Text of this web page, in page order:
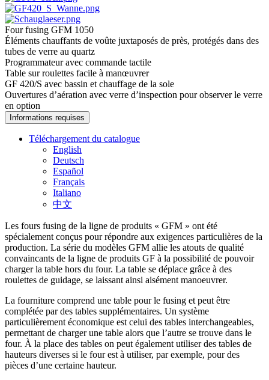
Four fusing GFM 1050
Éléments chauffants de voûte juxtaposés de près, protégés dans des
tubes de verre au quartz
Programmateur avec commande tactile
Table sur roulettes facile à manœuvrer
GF 420/S avec bassin et chauffage de la sole
Ouvertures d’aération avec verre d’inspection pour observer le verre
en option
Informations requises
Téléchargement du catalogue
English
Deutsch
Español
Français
Italiano
中文
Les fours fusing de la ligne de produits « GFM » ont été
spécialement conçus pour répondre aux exigences particulières de la
production. La série du modèles GFM allie les atouts de qualité
convaincants de la ligne de produits GF à la possibilité de pouvoir
charger la table hors du four. La table se déplace grâce à des
roulettes de guidage, se laissant ainsi aisément manoeuvrer.
La fourniture comprend une table pour le fusing et peut être
complétée par des tables supplémentaires. Un système
particulièrement économique est celui des tables interchangeables,
permettant de charger une table alors que l’autre se trouve dans le
four. À la place des tables on peut également utiliser des tables de
hauteurs diverses si le four est à utiliser, par exemple, pour des
pièces d’une certaine hauteur.